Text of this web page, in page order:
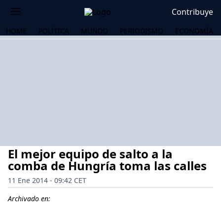
Contribuye
HOME POLÍTICA MUNDO PERIODISMO ECONOMÍA
El mejor equipo de salto a la
comba de Hungría toma las calles
11 Ene 2014 - 09:42 CET
Archivado en: